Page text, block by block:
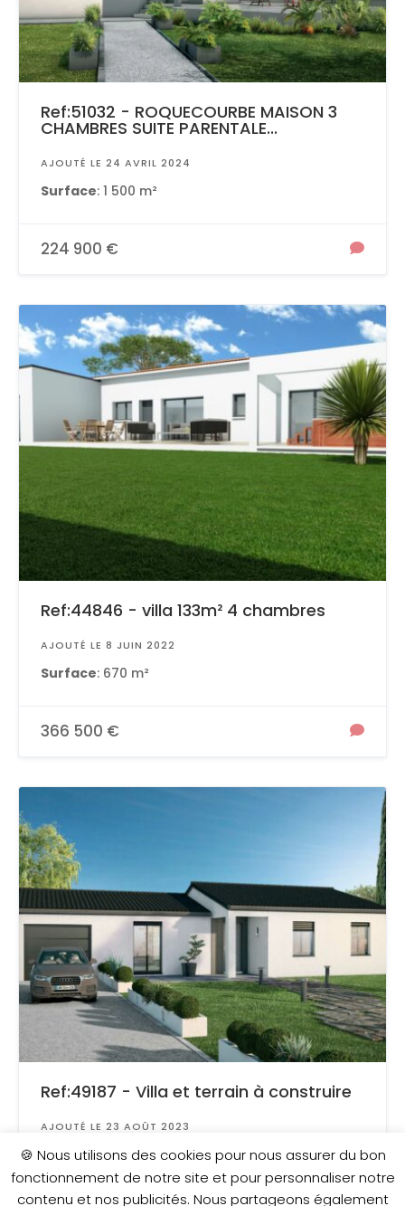
Ref:51032 - ROQUECOURBE MAISON 3
CHAMBRES SUITE PARENTALE...
AJOUTÉ LE 24 AVRIL 2024
Surface: 1 500 m²
224 900 €
Ref:44846 - villa 133m² 4 chambres
AJOUTÉ LE 8 JUIN 2022
Surface: 670 m²
366 500 €
Ref:49187 - Villa et terrain à construire
AJOUTÉ LE 23 AOÛT 2023
Surface: 630 m²
🍪 Nous utilisons des cookies pour nous assurer du bon
fonctionnement de notre site et pour personnaliser notre
contenu et nos publicités. Nous partageons également